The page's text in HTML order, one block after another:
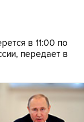
в 11:00 по
передает в